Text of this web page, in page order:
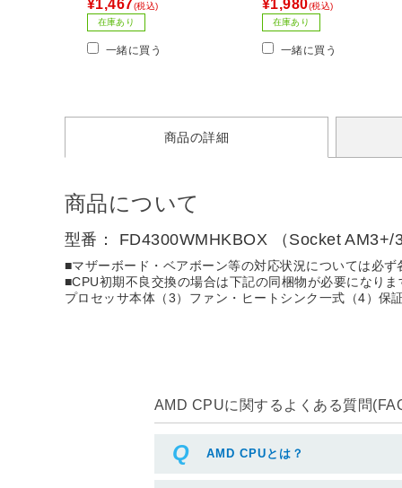
¥1,467(税込)
在庫あり
一緒に買う
¥1,980(税込)
在庫あり
一緒に買う
商品の詳細
商品について
型番： FD4300WMHKBOX （Socket
■マザーボード・ベアボーン等の対応状況については必
■CPU初期不良交換の場合は下記の同梱物が必要になり
プロセッサ本体（3）ファン・ヒートシンク一式（4）保
AMD CPUに関するよくある質問
AMD CPUとは？